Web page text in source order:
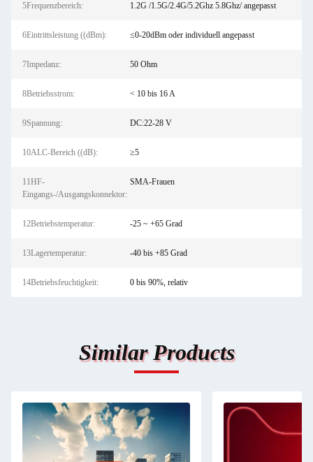
5Frequenzbereich: 1.2G /1.5G/2.4G/5.2Ghz 5.8Ghz/ angepasst
6Eintrittsleistung ((dBm): ≤0-20dBm oder individuell angepasst
7Impedanz: 50 Ohm
8Betriebsstrom: < 10 bis 16 A
9Spannung: DC:22-28 V
10ALC-Bereich ((dB): ≥5
11HF-
Eingangs-/Ausgangskonnektor:
SMA-Frauen
12Betriebstemperatur: -25 ~ +65 Grad
13Lagertemperatur: -40 bis +85 Grad
14Betriebsfeuchtigkeit: 0 bis 90%, relativ
Similar Products